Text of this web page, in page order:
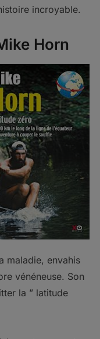
incroyable.
Horn
maladie, envahis
vénéneuse. Son
la ” latitude